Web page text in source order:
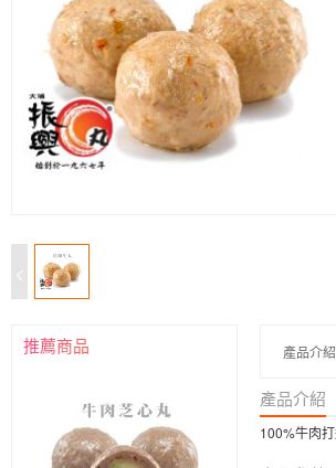
推薦商品 產品介紹
產品介紹
100%牛肉